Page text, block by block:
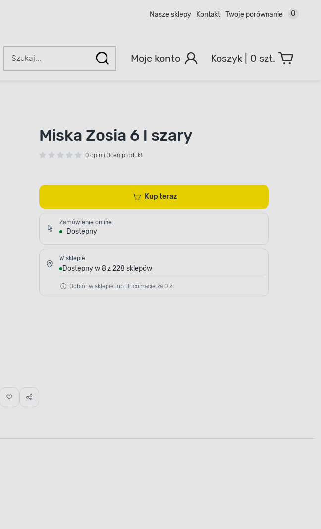
Nasze sklepy Kontakt Twoje porównanie 0
Moje konto 0 szt.
Miska Zosia 6 l szary
0 opinii Oceń produkt
Kup teraz
Zamówienie online
Dostępny
W sklepie
Dostępny w 8 z 228 sklepów
Odbiór w sklepie lub Bricomacie za 0 zł